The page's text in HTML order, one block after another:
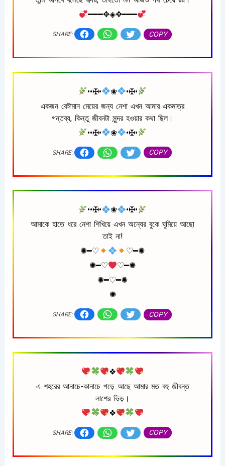
━━━✥◈✥━━━
SHARE: COPY
••✠• ❀
•✠•
একজন বেঈমান মেয়ের জন্য নেশা এখন আমার একমাত্র
গন্তব্য, কিন্তু জীবনটা সুন্দর হওয়ার কথা ছিল।
••✠•
❀ •✠•
SHARE: COPY
••✠• ❀
•✠•
আমাকে হাতে ধরে নেশা শিখিয়ে এখন অন্যের বুকে ঘুমিয়ে আছো
তাই না!
✺━♡︎
♡︎━✺
✺━♡︎
♡︎━✺
✺━♡︎━✺
✺
SHARE: COPY
❖
এ শহরের আনাচে-কানাচে পড়ে আছে আমার মত বহু জীবন্ত
লাশের ভিড়।
❖
SHARE: COPY